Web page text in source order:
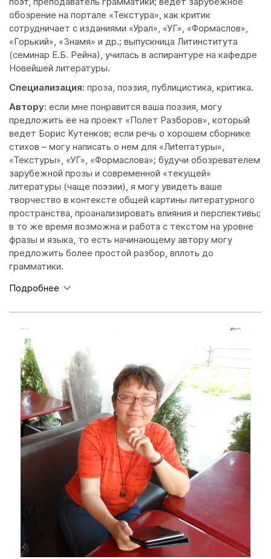
обозрение на портале «Текстура», как критик
сотрудничает с изданиями «Урал», «УГ», «Формаслов»,
«Горький», «Знамя» и др.; выпускница Литинститута
(семинар Е.Б. Рейна), училась в аспирантуре на кафедре
Новейшей литературы.
Специализация: проза, поэзия, публицистика, критика.
Автору: если мне понравится ваша поэзия, могу
предложить ее на проект «Полет Разборов», который
ведет Борис Кутенков; если речь о хорошем сборнике
стихов – могу написать о нем для «Лиterraтуры»,
«Текстуры», «УГ», «Формаслова»; будучи обозревателем
зарубежной прозы и современной «текущей»
литературы (чаще поэзии), я могу увидеть ваше
творчество в контексте общей картины литературного
пространства, проанализировать влияния и перспективы;
в то же время возможна и работа с текстом на уровне
фразы и языка, то есть начинающему автору могу
предложить более простой разбор, вплоть до
грамматики.
Подробнее